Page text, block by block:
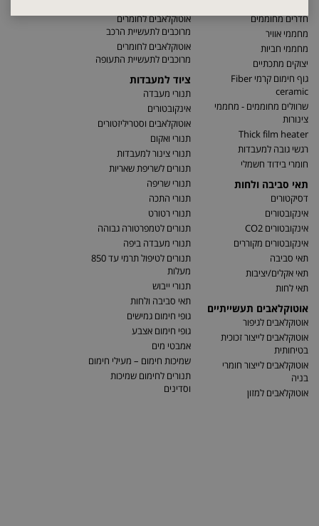
חדרים מחוממים
מחממי אוויר
מחממי חביות
יצוקים מתכתיים
גוף חימום קרמי Fiber
ceramic
שרוולים מחוממים - מחממי
צינורות
Thick film heater
רגשי גובה למעבדות
חומרי בידוד חשמלי
תאי סביבה ולחות
דסיקטורים
אינקובטורים
אינקובטורים CO2
אינקובטורים מקוררים
תאי סביבה
תאי אקלים/יציבות
תאי לחות
אוטוקלאבים תעשייתיים
אוטוקלאבים לגיפור
אוטוקלאבים לייצור זכוכית
בטיחותית
אוטוקלאבים לייצור חומרי
בניה
אוטוקלאבים למזון
אוטוקלאבים לחומרים
מרוכבים לתעשיית הרכב
אוטוקלאבים לחומרים
מרוכבים לתעשיית התעופה
ציוד למעבדות
תנורי מעבדה
אינקובטורים
אוטוקלאבים וסטריליזטורים
תנורי ואקום
תנורי צינור למעבדות
תנורים לשריפת שאריות
תנורי שריפה
תנורי התכה
תנורי רטורט
תנורים לטמפרטורה גבוהה
תנורי מעבדה ביפה
תנורים לטיפול תרמי עד 850
מעלות
תנורי ייבוש
תאי סביבה ולחות
גופי חימום גמישים
גופי חימום אצבע
אמבטי מים
שמיכות חימום – מעילי חימום
תנורים לחימום שמיכות
וסדינים